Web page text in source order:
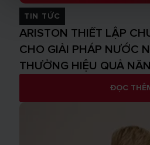
TIN TỨC
ARISTON THIẾT LẬP
CHO GIẢI PHÁP NƯỚC
THƯỞNG HIỆU QUẢ
ĐỌC